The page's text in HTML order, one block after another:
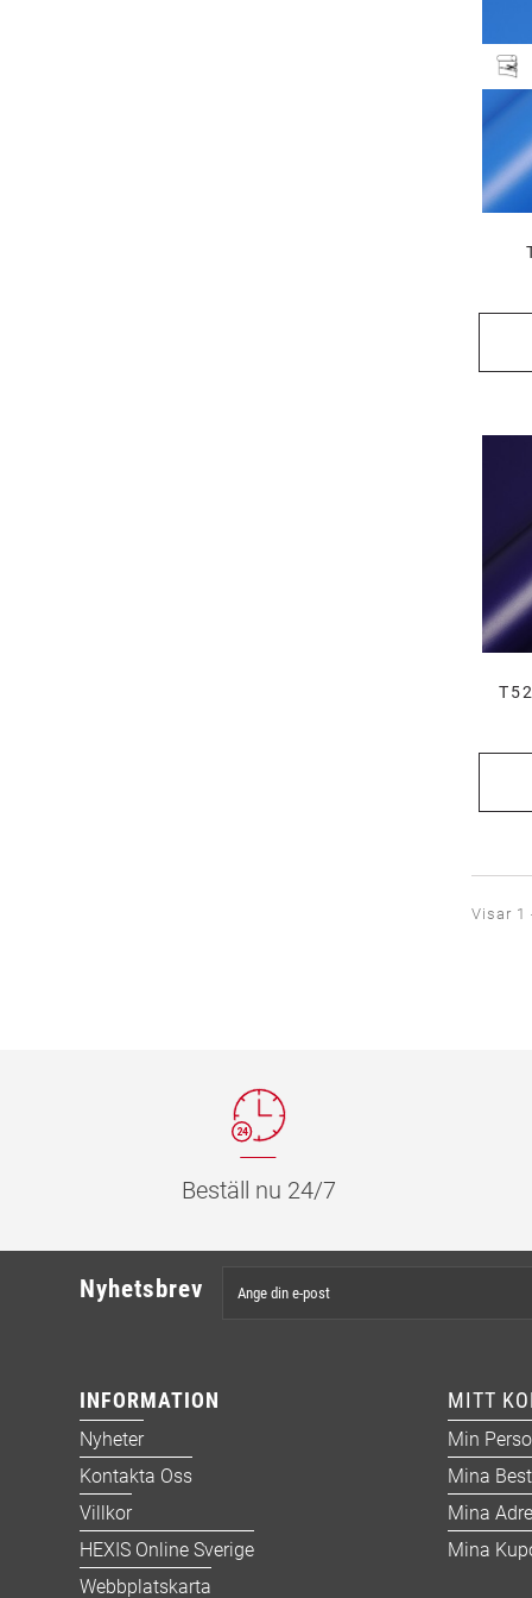
Visar 1
Beställ nu 24/7
Nyhetsbrev
INFORMATION
Nyheter
Kontakta Oss
Villkor
HEXIS Online Sverige
Webbplatskarta
MITT
Min
Mina
Mina
Mina